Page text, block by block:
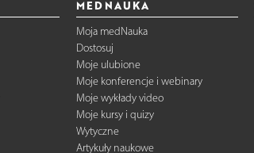
MEDNAUKA
Moja medNauka
Dostosuj
Moje ulubione
Moje konferencje i webinary
Moje wykłady video
Moje kursy i quizy
Wytyczne
Artykuły naukowe